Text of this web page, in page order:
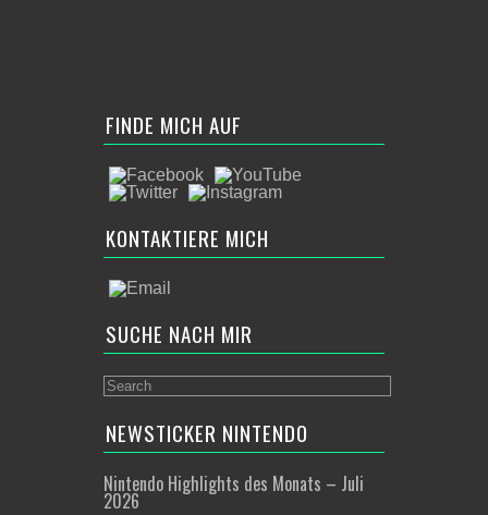
FINDE MICH AUF
KONTAKTIERE MICH
SUCHE NACH MIR
NEWSTICKER NINTENDO
Nintendo Highlights des Monats – Juli
2026